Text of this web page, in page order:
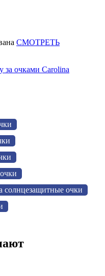
СМОТРЕТЬ
за очками Carolina
солнцезащитные очки